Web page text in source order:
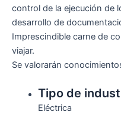
control de la ejecución de
desarrollo de
Imprescindible carne de
viajar.
Se valorarán
Tipo de
Eléctrica